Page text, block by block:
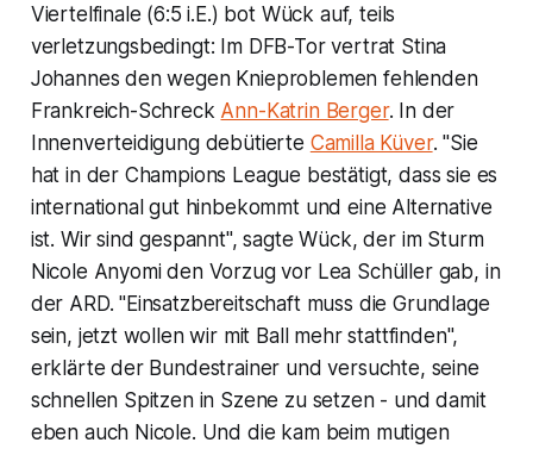
Viertelfinale (6:5 i.E.) bot Wück auf, teils
verletzungsbedingt: Im DFB-Tor vertrat Stina
Johannes den wegen Knieproblemen fehlenden
Frankreich-Schreck Ann-Katrin Berger. In der
Innenverteidigung debütierte Camilla Küver. "Sie
hat in der Champions League bestätigt, dass sie es
international gut hinbekommt und eine Alternative
ist. Wir sind gespannt", sagte Wück, der im Sturm
Nicole Anyomi den Vorzug vor Lea Schüller gab, in
der ARD. "Einsatzbereitschaft muss die Grundlage
sein, jetzt wollen wir mit Ball mehr stattfinden",
erklärte der Bundestrainer und versuchte, seine
schnellen Spitzen in Szene zu setzen - und damit
eben auch Nicole. Und die kam beim mutigen